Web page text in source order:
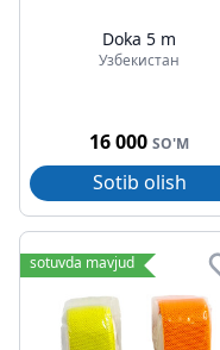
Doka 5 m
Узбекистан
16 000 SO'M
Sotib olish
sotuvda mavjud